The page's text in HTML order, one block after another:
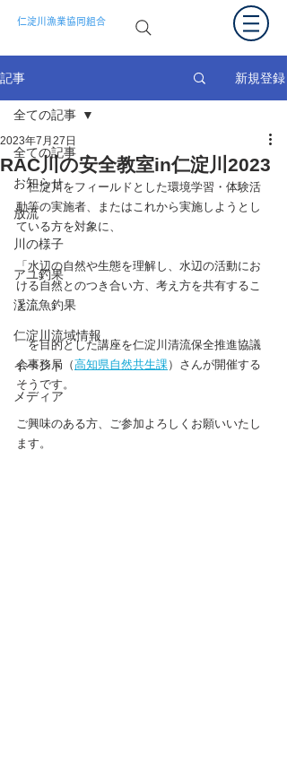
仁淀川漁業協同組合
記事 新規登録
全ての記事
お知らせ
放流
川の様子
アユ釣果
渓流魚釣果
仁淀川流域情報
イベント
メディア
全ての記事
RAC川の安全教室in仁淀川2023
2023年7月27日
仁淀川をフィールドとした環境学習・体験活
動等の実施者、またはこれから実施しようとし
ている方を対象に、
「水辺の自然や生態を理解し、水辺の活動にお
ける自然とのつき合い方、考え方を共有するこ
と」
を目的とした講座を仁淀川清流保全推進協議
会事務局（高知県自然共生課）さんが開催する
そうです。
ご興味のある方、ご参加よろしくお願いいたし
ます。